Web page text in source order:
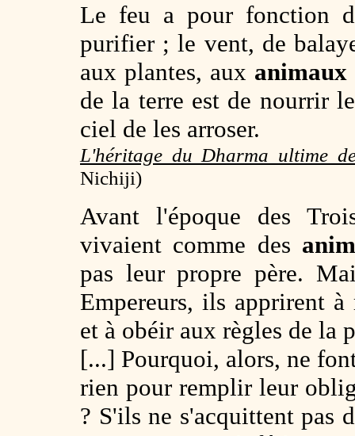
Le feu a pour fonction
purifier ; le vent, de
aux plantes, aux animaux
de la terre est de nourrir
ciel de les arroser.
L'héritage du Dharma ultime
Nichiji)
Avant l'époque des
vivaient comme des
pas leur propre père.
Empereurs, ils apprirent
et à obéir aux règles de la
[...] Pourquoi, alors, ne
rien pour remplir leur
? S'ils ne s'acquittent pas